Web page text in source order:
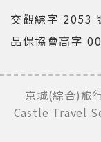
交觀綜字 2053
品保協會高字
京城(綜合)
Castle Travel